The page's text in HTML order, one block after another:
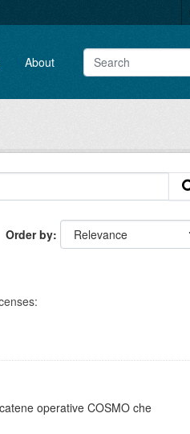
About
Order by
operative COSMO che